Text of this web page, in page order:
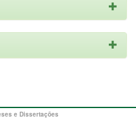
e Dissertações